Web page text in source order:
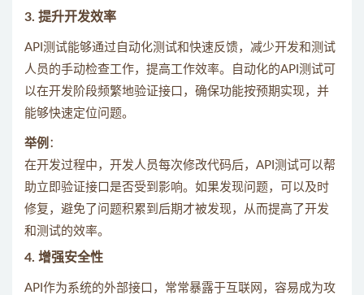
3. 提升开发效率
API测试能够通过自动化测试和快速反馈，减少开发和测试
人员的手动检查工作，提高工作效率。自动化的API测试可
以在开发阶段频繁地验证接口，确保功能按预期实现，并
能够快速定位问题。
举例 ：
在开发过程中，开发人员每次修改代码后，API测试可以帮
助立即验证接口是否受到影响。如果发现问题，可以及时
修复，避免了问题积累到后期才被发现，从而提高了开发
和测试的效率。
4. 增强安全性
API作为系统的外部接口，常常暴露于互联网，容易成为攻